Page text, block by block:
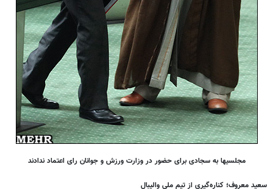
مجلسی‎ها به سجادی برای حضور در وزارت ورزش و جوانان رای اعتماد ندادند
سعید معروف؛ کناره‌گیری از تیم ملی والیبال